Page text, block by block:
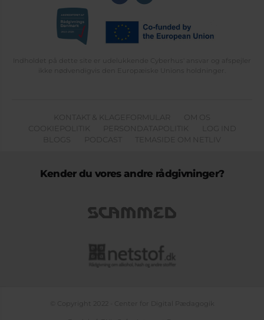
Indholdet på dette site er udelukkende Cyberhus' ansvar og afspejler
ikke nødvendigvis den Europæiske Unions holdninger.
KONTAKT & KLAGEFORMULAR
OM OS
COOKIEPOLITIK
PERSONDATAPOLITIK
LOG IND
BLOGS
PODCAST TEMASIDE OM NETLIV
Kender du vores andre rådgivninger?
© Copyright 2022 - Center for Digital Pædagogik